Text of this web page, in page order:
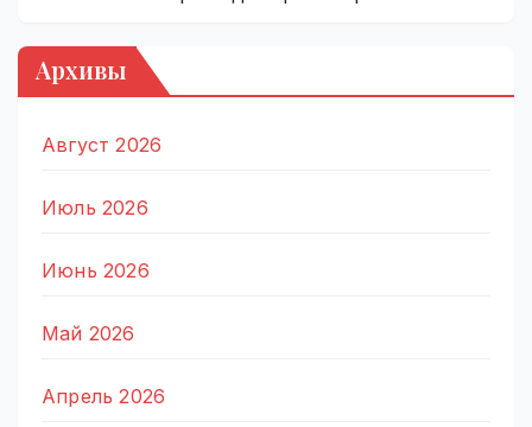
Архивы
Август 2026
Июль 2026
Июнь 2026
Май 2026
Апрель 2026